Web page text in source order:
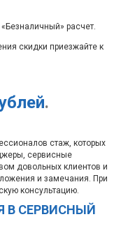
расчет.
скидки приезжайте к
.
стаж, которых
сервисные
довольных клиентов и
и замечания. При
консультацию.
В СЕРВИСНЫЙ